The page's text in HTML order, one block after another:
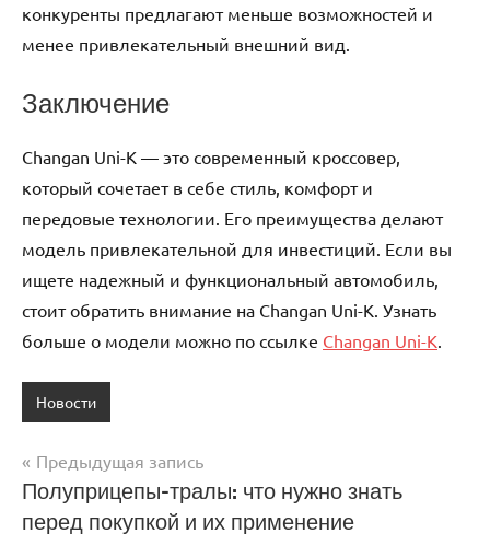
конкуренты предлагают меньше возможностей и
менее привлекательный внешний вид.
Заключение
Changan Uni-K — это современный кроссовер,
который сочетает в себе стиль, комфорт и
передовые технологии. Его преимущества делают
модель привлекательной для инвестиций. Если вы
ищете надежный и функциональный автомобиль,
стоит обратить внимание на Changan Uni-K. Узнать
больше о модели можно по ссылке Changan Uni-K
Новости
Навигация
по
Предыдущая запись
Полуприцепы-тралы: что нужно знать
перед покупкой и их применение